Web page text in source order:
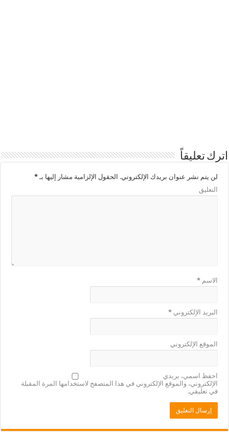
اترك تعليقاً
لن يتم نشر عنوان بريدك الإلكتروني. الحقول الإلزامية مشار إليها بـ*
التعليق
الاسم*
البريد الإلكتروني*
الموقع الإلكتروني
احفظ اسمي، بريدي
الإلكتروني، والموقع الإلكتروني في هذا المتصفح لاستخدامها المرة المقبلة
في تعليقي.